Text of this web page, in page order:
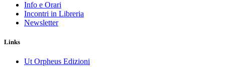
Info e Orari
Incontri in Libreria
Newsletter
Links
Ut Orpheus Edizioni